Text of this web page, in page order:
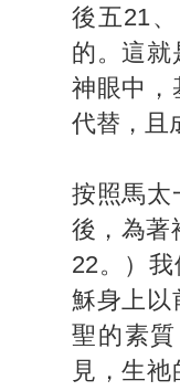
後五21
的。這就
神眼中，
代替，且
按照馬太
後，為著
22。）
穌身上以
聖的素
見，生